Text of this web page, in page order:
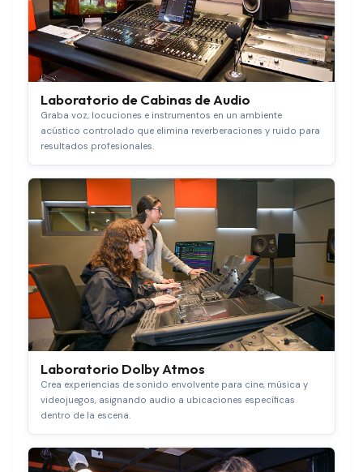
Laboratorio de Cabinas de Audio
Graba voz, locuciones e instrumentos en un ambiente
acústico controlado que elimina reverberaciones y ruido para
resultados profesionales.
Laboratorio Dolby Atmos
Crea experiencias de sonido envolvente para cine, música y
videojuegos, asignando audio a ubicaciones específicas
dentro de la escena.